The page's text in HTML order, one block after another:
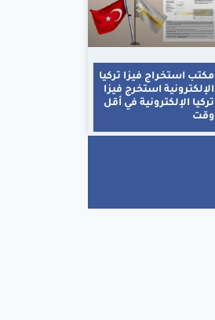
مكتب استخراج فيزا تركيا
الإلكترونية استخرج فيزا
تركيا الإلكترونية في أقل
وقت